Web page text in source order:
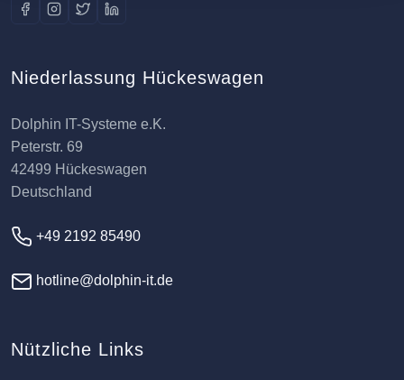
Niederlassung Hückeswagen
Dolphin IT-Systeme e.K.
Peterstr. 69
42499 Hückeswagen
Deutschland
+49 2192 85490
hotline@dolphin-it.de
Nützliche Links